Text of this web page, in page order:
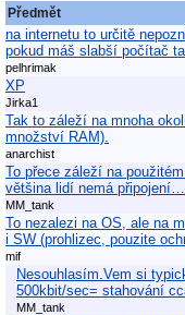
Předmět
na internetu to určitě
pokud máš slabší počítač
pelhrimak
XP
Jirka1
Tak to záleží na mnoha
množství RAM).
anarchist
To přece záleží na
většina lidí nemá připojení…
MM_tank
To nezalezi na OS, ale na
i SW (prohlizec, pouzite
mif
Nesouhlasím.Vem si
500kbit/sec= stahování
MM_tank